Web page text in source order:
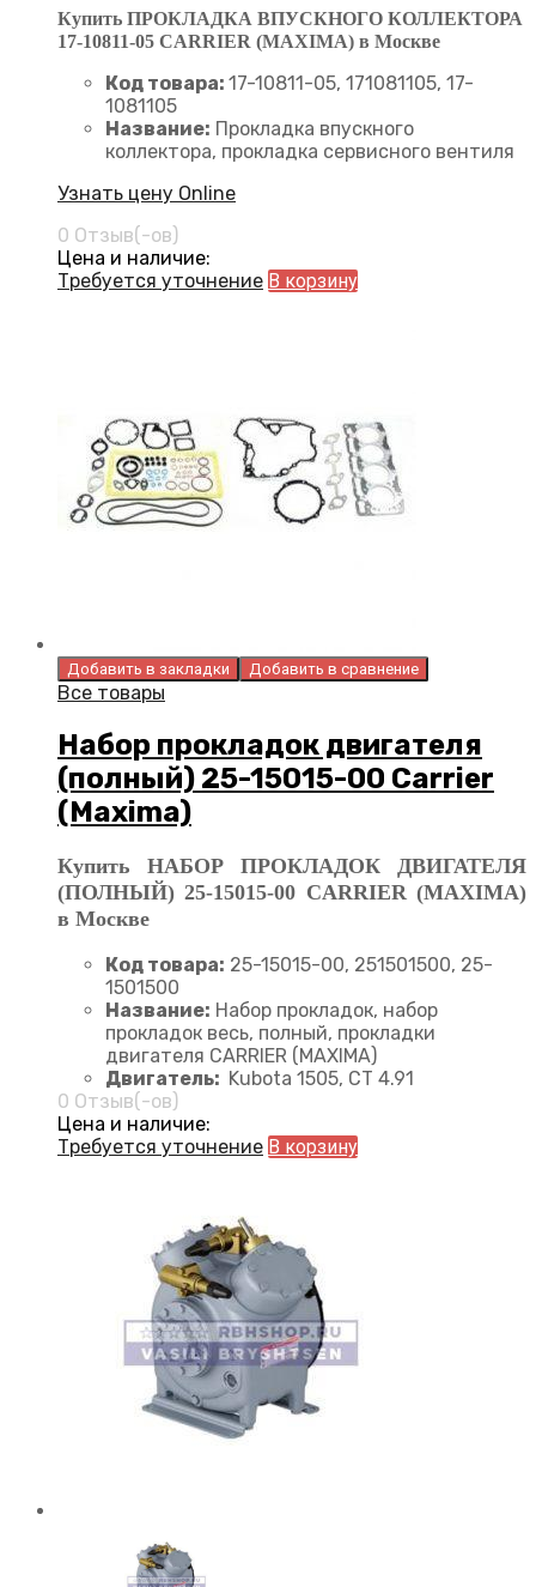
Купить ПРОКЛАДКА ВПУСКНОГО КОЛЛЕКТОРА
17-10811-05 CARRIER (MAXIMA) в Москве
Код товара: 17-10811-05, 171081105, 17-
1081105
Название: Прокладка впускного
коллектора, прокладка сервисного вентиля
Узнать цену Online
0 Отзыв(-ов)
Цена и наличие:
Требуется уточнение В корзину
Добавить в закладки Добавить в сравнение
Все товары
Набор прокладок двигателя
(полный) 25-15015-00 Carrier
(Maxima)
Купить НАБОР ПРОКЛАДОК ДВИГАТЕЛЯ
(ПОЛНЫЙ) 25-15015-00 CARRIER (MAXIMA)
в Москве
Код товара: 25-15015-00, 251501500, 25-
1501500
Название: Набор прокладок, набор
прокладок весь, полный, прокладки
двигателя CARRIER (MAXIMA)
Двигатель: Kubota 1505, CT 4.91
0 Отзыв(-ов)
Цена и наличие:
Требуется уточнение В корзину